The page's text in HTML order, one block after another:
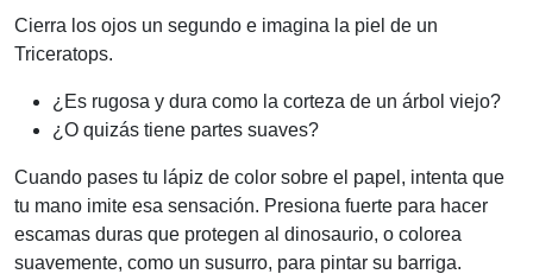
Cierra los ojos un segundo e imagina la piel de un
Triceratops.
¿Es rugosa y dura como la corteza de un árbol viejo?
¿O quizás tiene partes suaves?
Cuando pases tu lápiz de color sobre el papel, intenta que
tu mano imite esa sensación. Presiona fuerte para hacer
escamas duras que protegen al dinosaurio, o colorea
suavemente, como un susurro, para pintar su barriga.